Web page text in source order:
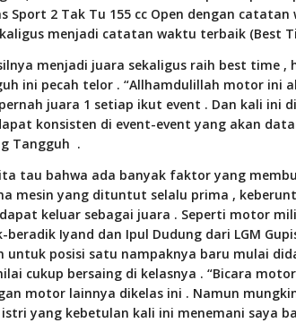
Sport 2 Tak Tu 155 cc Open dengan
menjadi catatan waktu terbaik (Best
menjadi juara sekaligus raih best time ,
ini pecah telor . “Allhamdulillah motor ini
juara 1 setiap ikut event . Dan kali ini
konsisten di event-event yang akan
Tangguh .
tau bahwa ada banyak faktor yang
mesin yang dituntut selalu prima ,
keluar sebagai juara . Seperti motor
beradik Iyand dan Ipul Dudung dari LGM
untuk posisi satu nampaknya baru mulai
cukup bersaing di kelasnya . “Bicara
motor lainnya dikelas ini . Namun
yang kebetulan kali ini menemani saya